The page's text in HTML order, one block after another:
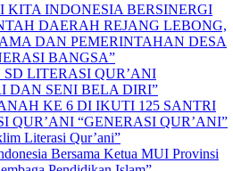
KITA INDONESIA BERSINERGI
DAERAH REJANG LEBONG,
DAN PEMERINTAHAN DESA
BANGSA”
LITERASI QUR’ANI
DAN SENI BELA DIRI”
KE 6 DI IKUTI 125 SANTRI
QUR’ANI “GENERASI QUR’ANI”
Literasi Qur’ani”
Bersama Ketua MUI Provinsi